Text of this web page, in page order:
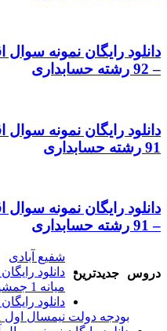
– 92 رشته حسابداری
91 رشته حسابداری
– 91 رشته حسابداری
دروس جدیدترین
شفیع آبادی
دانلود
میانه 1 جمشید اسکندری
دانلود
بودجه دولت نیمسال اول 1401 – 1402 رشته حسابداری